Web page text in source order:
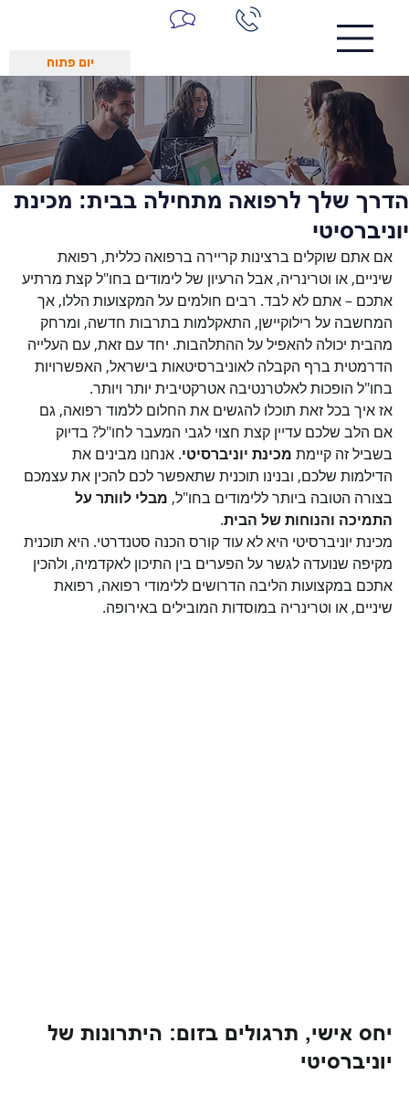
יום פתוח
הדרך שלך לרפואה מתחילה בבית: מכינת
יוניברסיטי
אם אתם שוקלים ברצינות קריירה ברפואה כללית, רפואת
שיניים, או וטרינריה, אבל הרעיון של לימודים בחו"ל קצת מרתיע
אתכם – אתם לא לבד. רבים חולמים על המקצועות הללו, אך
המחשבה על רילוקיישן, התאקלמות בתרבות חדשה, ומרחק
מהבית יכולה להאפיל על ההתלהבות. יחד עם זאת, עם העלייה
הדרמטית ברף הקבלה לאוניברסיטאות בישראל, האפשרויות
בחו"ל הופכות לאלטרנטיבה אטרקטיבית יותר ויותר.
אז איך בכל זאת תוכלו להגשים את החלום ללמוד רפואה, גם
אם הלב שלכם עדיין קצת חצוי לגבי המעבר לחו"ל? בדיוק
בשביל זה קיימת מכינת יוניברסיטי. אנחנו מבינים את
הדילמות שלכם, ובנינו תוכנית שתאפשר לכם להכין את עצמכם
בצורה הטובה ביותר ללימודים בחו"ל, מבלי לוותר על
התמיכה והנוחות של הבית.
מכינת יוניברסיטי היא לא עוד קורס הכנה סטנדרטי. היא תוכנית
מקיפה שנועדה לגשר על הפערים בין התיכון לאקדמיה, ולהכין
אתכם במקצועות הליבה הדרושים ללימודי רפואה, רפואת
שיניים, או וטרינריה במוסדות המובילים באירופה.
יחס אישי, תרגולים בזום: היתרונות של
יוניברסיטי